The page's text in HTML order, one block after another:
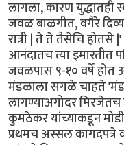
लागला, कारण युद्धातही
जवळ बाळगीत, वगैरे
रात्री | ते ते तैसेचि होतसे
आनंदातच त्या इमारतीत
जवळपास ९-१० वर्षे होत
मंडळाला सगळे चाहते
लागण्याअगोदर मिरजेतच
कुमठेकर यांच्याकडून
प्रथमच अस्सल कागदपत्रे